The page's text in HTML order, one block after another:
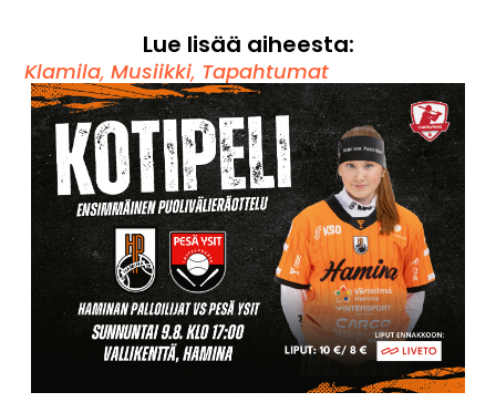
Lue lisää aiheesta:
Klamila,Musiikki, Tapahtumat